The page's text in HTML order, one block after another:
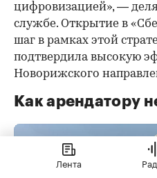
цифровизацией», —
службе. Открытие в
шаг в рамках этой
подтвердила высокую
Новорижского
Как арендатору
Лента